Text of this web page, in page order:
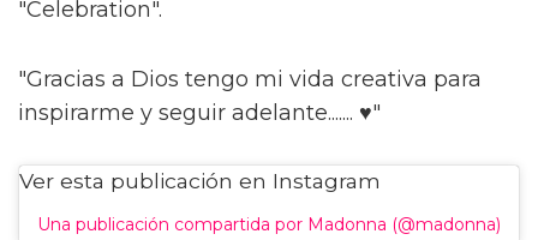
"Celebration".
"Gracias a Dios tengo mi vida creativa para
inspirarme y seguir adelante....... ♥️"
Ver esta publicación en Instagram
Una publicación compartida por Madonna (@madonna)